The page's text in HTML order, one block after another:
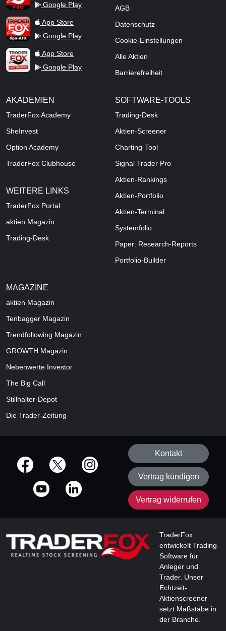
Google Play
TraderFox dpa-AFX ProFeed
App Store
Google Play
TraderFox Live Trading
App Store
Google Play
AGB
Datenschutz
Cookie-Einstellungen
Alle Aktien
Barrierefreiheit
AKADEMIEN
TraderFox Academy
SheInvest
Option Academy
TraderFox Clubhouse
WEITERE LINKS
TraderFox Portal
aktien Magazin
Trading-Desk
SOFTWARE-TOOLS
Trading-Desk
Aktien-Screener
Charting-Tool
Signal Trader Pro
Aktien-Rankings
Aktien-Portfolio
Aktien-Terminal
Systemfolio
Paper: Research-Reports
Portfolio-Builder
MAGAZINE
aktien Magazin
Tenbagger Magazin
Trendfollowing Magazin
GROWTH Magazin
Nebenwerte Investor
The Big Call
Stillhalter-Depot
Die Trader-Zeitung
offizielle Social Media-Accounts
Kontakt
Vertrag kündigen
Vertrag widerrufen
TraderFox
entwickelt Trading-
Software für
Anleger und
Trader. Unser
Echtzeit-
Aktienscreener
setzt Maßstäbe in
der Branche.